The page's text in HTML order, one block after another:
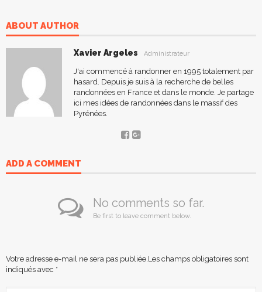
ABOUT AUTHOR
Xavier Argeles Administrateur
J'ai commencé à randonner en 1995 totalement par
hasard. Depuis je suis à la recherche de belles
randonnées en France et dans le monde. Je partage
ici mes idées de randonnées dans le massif des
Pyrénées.
ADD A COMMENT
No comments so far.
Be first to leave comment below.
Votre adresse e-mail ne sera pas publiée.Les champs obligatoires sont
indiqués avec *